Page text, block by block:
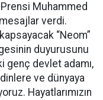
Prensi Muhammed
verdi.
“Neom”
duyurusunu
genç devlet adamı,
ve dünyaya
Hayatlarımızın